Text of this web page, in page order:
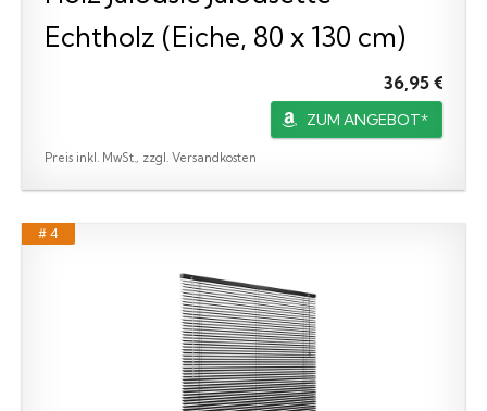
Echtholz (Eiche, 80 x 130 cm)
36,95 €
ZUM ANGEBOT*
Preis inkl. MwSt., zzgl. Versandkosten
# 4